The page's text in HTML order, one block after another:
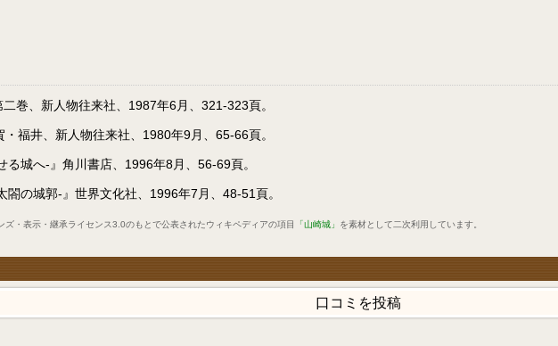
巻、新人物往来社、1987年6月、321-323頁。
福井、新人物往来社、1980年9月、65-66頁。
城へ-』角川書店、1996年8月、56-69頁。
の城郭-』世界文化社、1996年7月、48-51頁。
ズ・表示・継承ライセンス3.0のもとで公表されたウィキペディアの項目 「山崎城」 を素材として二次利用しています。
口コミを投稿